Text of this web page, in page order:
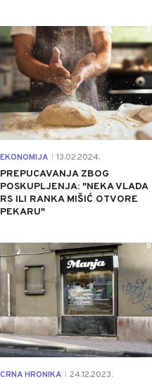
EKONOMIJA 13.02.2024.
PREPUCAVANJA ZBOG
POSKUPLJENJA: "NEKA VLADA
RS ILI RANKA MIŠIĆ OTVORE
PEKARU"
2
CRNA HRONIKA 24.12.2023.
0